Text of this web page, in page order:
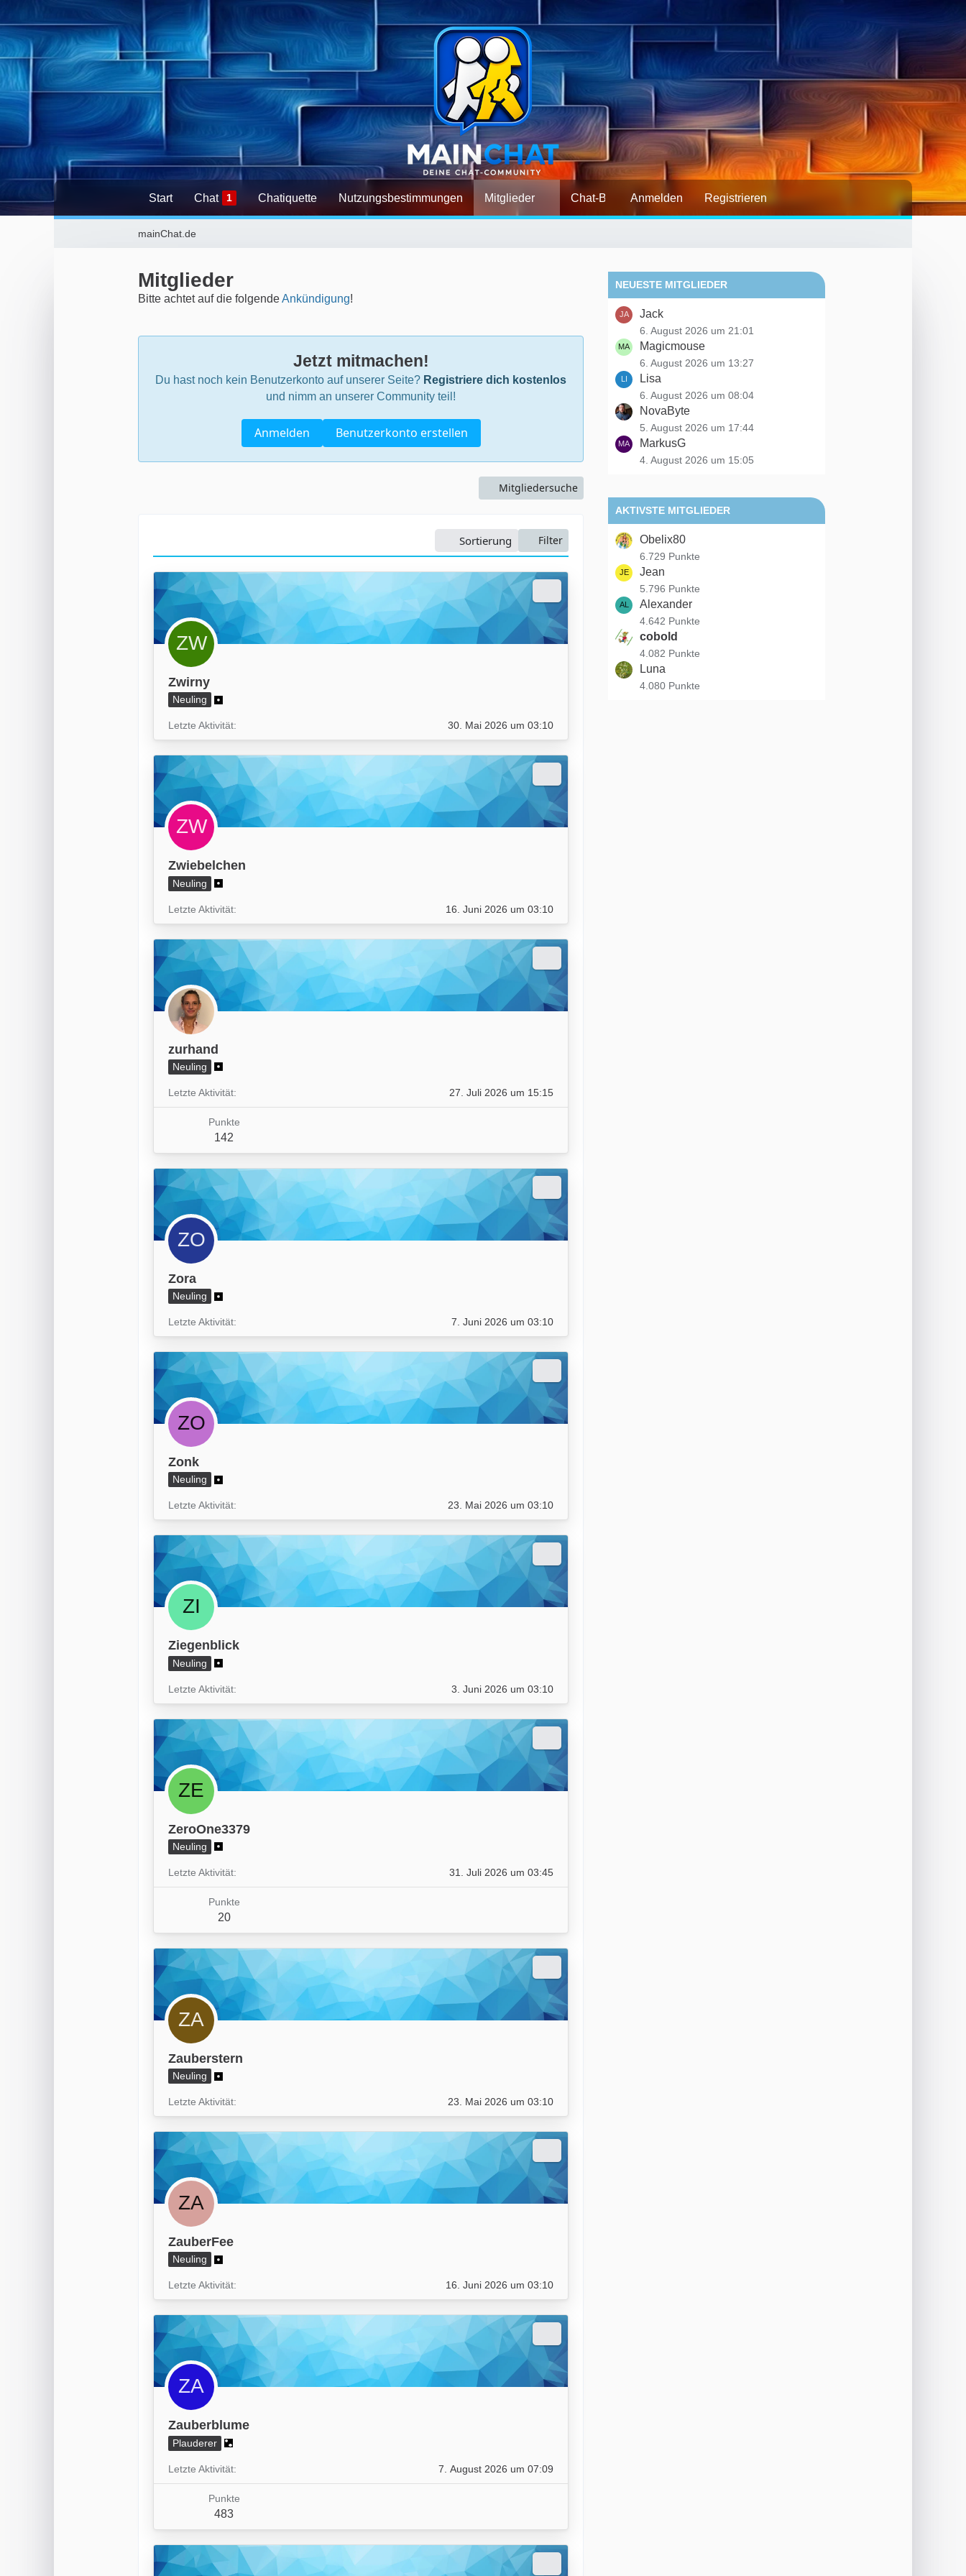
Start Chat 1 Chatiquette Nutzungsbestimmungen Mitglieder Chat-BefehleAnmelden Registrieren
mainChat.de
Mitglieder
Bitte achtet auf die folgendeAnkündigung!
Jetzt mitmachen!
Du hast noch kein Benutzerkonto auf unserer Seite? Registriere dich kostenlos
und nimm an unserer Community teil!
Benutzerkonto erstellen
Anmelden
Mitgliedersuche
Sortierung Filter
Zwirny
Neuling
Letzte Aktivität 30. Mai 2026 um 03:10
Zwiebelchen
Neuling
Letzte Aktivität 16. Juni 2026 um 03:10
zurhand
Neuling
Letzte Aktivität 27. Juli 2026 um 15:15
Punkte
142
Zora
Neuling
Letzte Aktivität 7. Juni 2026 um 03:10
Zonk
Neuling
Letzte Aktivität 23. Mai 2026 um 03:10
Ziegenblick
Neuling
Letzte Aktivität 3. Juni 2026 um 03:10
ZeroOne3379
Neuling
Letzte Aktivität 31. Juli 2026 um 03:45
Punkte
20
Zauberstern
Neuling
Letzte Aktivität 23. Mai 2026 um 03:10
ZauberFee
Neuling
Letzte Aktivität 16. Juni 2026 um 03:10
Zauberblume
Plauderer
Letzte Aktivität 7. August 2026 um 07:09
Punkte
483
NEUESTE MITGLIEDER
Jack
6. August 2026 um 21:01
Magicmouse
6. August 2026 um 13:27
Lisa
6. August 2026 um 08:04
NovaByte
5. August 2026 um 17:44
MarkusG
4. August 2026 um 15:05
AKTIVSTE MITGLIEDER
Obelix80
6.729 Punkte
Jean
5.796 Punkte
Alexander
4.642 Punkte
cobold
4.082 Punkte
Luna
4.080 Punkte